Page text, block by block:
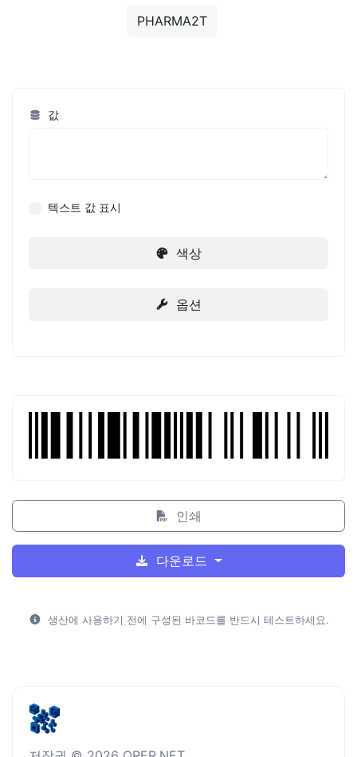
PHARMA2T
값
텍스트 값 표시
색상
옵션
인쇄
다운로드
생산에 사용하기 전에 구성된 바코드를 반드시 테스트하세요.